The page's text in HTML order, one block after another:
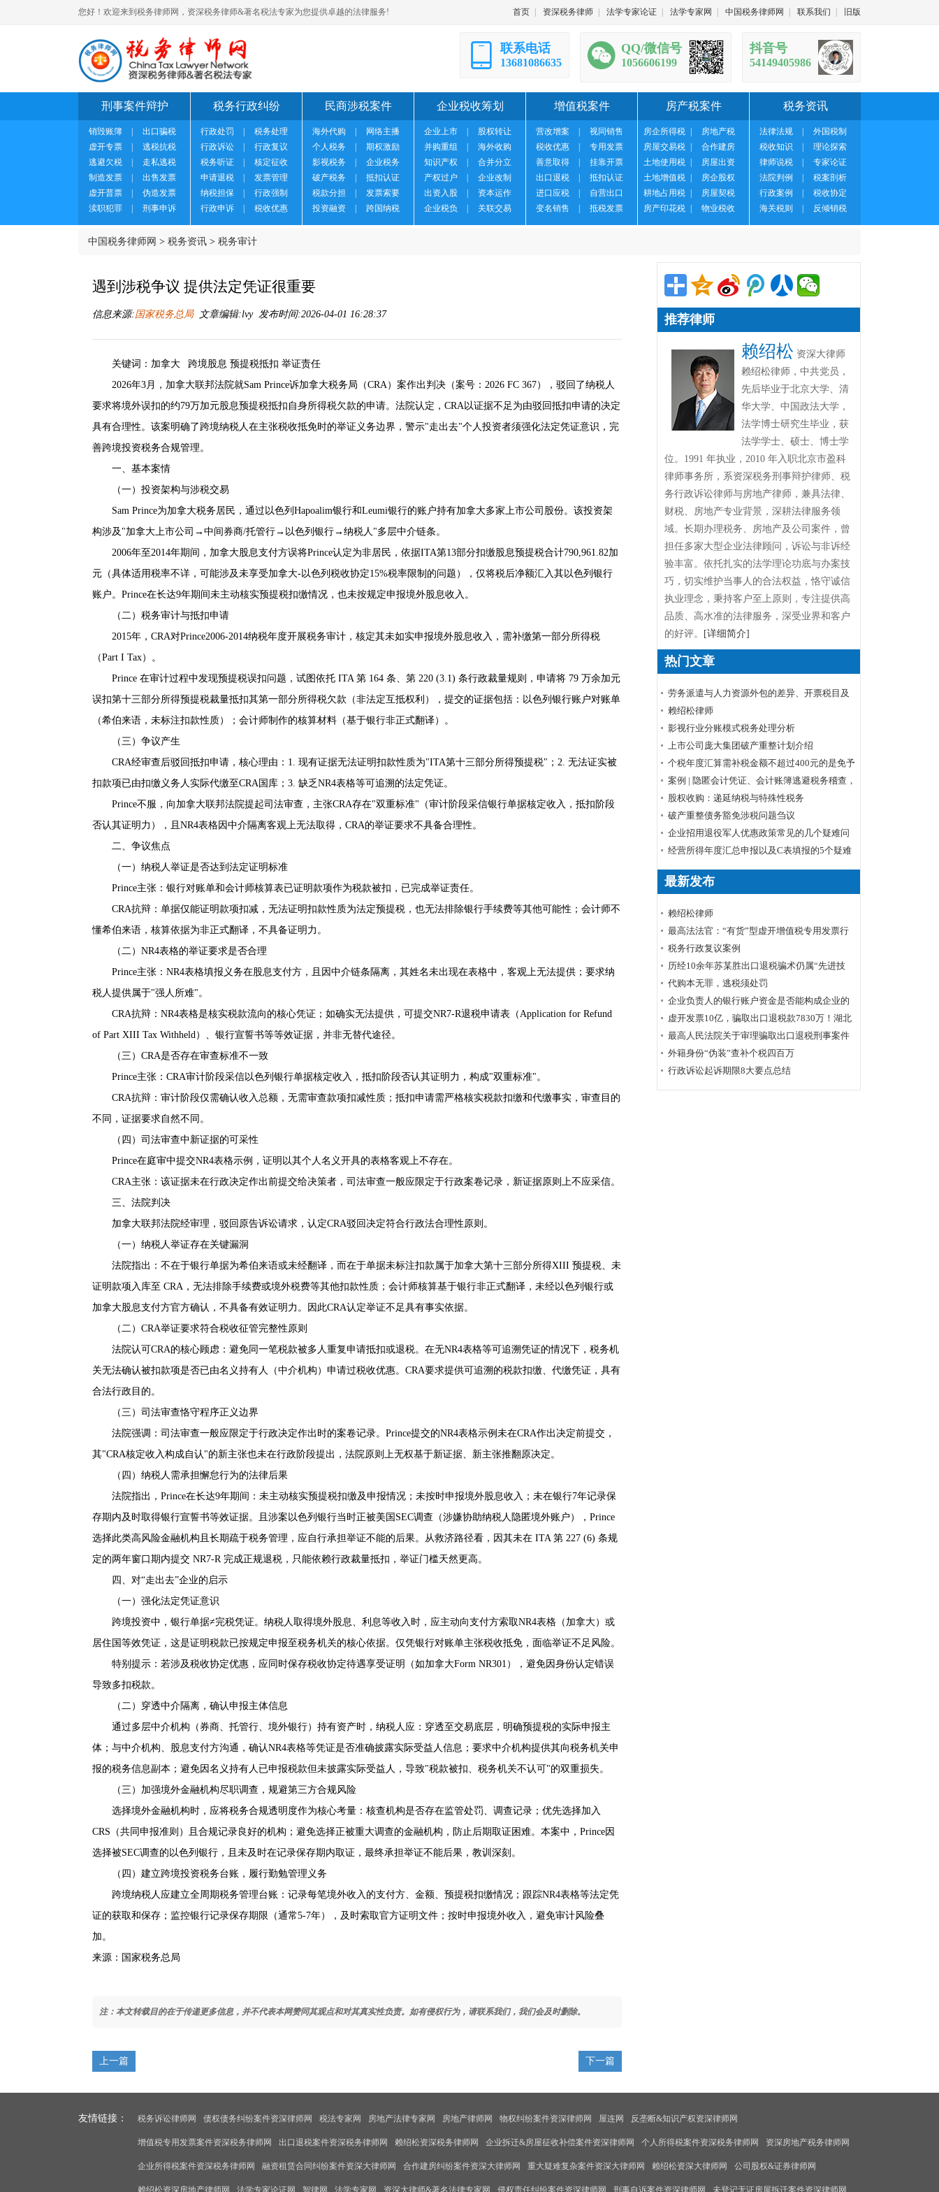
您好！欢迎来到税务律师网，资深税务律师&著名税法专家为您提供卓越的法律服务! 首页 资深税务律师 法学专家论证 法学专家网 中国税务律师网 联系我们 旧版
联系电话
13681086635
QQ/微信号
1056606199
抖音号
54149405986
刑事案件辩护
销毁账簿
出口骗税
虚开专票
逃税抗税
逃避欠税
走私逃税
制造发票
出售发票
虚开普票
伪造发票
渎职犯罪
刑事申诉
税务行政纠纷
行政处罚
税务处理
行政诉讼
行政复议
税务听证
核定征收
申请退税
发票管理
纳税担保
行政强制
行政申诉
税收优惠
民商涉税案件
海外代购
网络主播
个人税务
期权激励
影视税务
企业税务
破产税务
抵扣认证
税款分担
发票索要
投资融资
跨国纳税
企业税收筹划
企业上市
股权转让
并购重组
海外收购
知识产权
合并分立
产权过户
企业改制
出资入股
资本运作
企业税负
关联交易
增值税案件
营改增案
视同销售
税收优惠
专用发票
善意取得
挂靠开票
出口退税
抵扣认证
进口应税
自营出口
变名销售
抵税发票
房产税案件
房企所得税
房地产税
房屋交易税
合作建房
土地使用税
房屋出资
土地增值税
房企股权
耕地占用税
房屋契税
房产印花税
物业税收
税务资讯
法律法规
外国税制
税收知识
理论探索
律师说税
专家论证
法院判例
税案剖析
行政案例
税收协定
海关税则
反倾销税
中国税务律师网 > 税务资讯 > 税务审计
遇到涉税争议 提供法定凭证很重要
信息来源:国家税务总局文章编辑:lvy 发布时间:2026-04-01 16:28:37
关键词：加拿大 跨境股息 预提税抵扣 举证责任
2026年3月，加拿大联邦法院就Sam Prince诉加拿大税务局（CRA）案作出判决（案号：2026 FC 367），驳回了纳税人
要求将境外误扣的约79万加元股息预提税抵扣自身所得税欠款的申请。法院认定，CRA以证据不足为由驳回抵扣申请的决定
具有合理性。该案明确了跨境纳税人在主张税收抵免时的举证义务边界，警示"走出去"个人投资者须强化法定凭证意识，完
善跨境投资税务合规管理。
一、基本案情
（一）投资架构与涉税交易
Sam Prince为加拿大税务居民，通过以色列Hapoalim银行和Leumi银行的账户持有加拿大多家上市公司股份。该投资架
构涉及"加拿大上市公司→中间券商/托管行→以色列银行→纳税人"多层中介链条。
2006年至2014年期间，加拿大股息支付方误将Prince认定为非居民，依据ITA第13部分扣缴股息预提税合计790,961.82加
元（具体适用税率不详，可能涉及未享受加拿大-以色列税收协定15%税率限制的问题），仅将税后净额汇入其以色列银行
账户。Prince在长达9年期间未主动核实预提税扣缴情况，也未按规定申报境外股息收入。
（二）税务审计与抵扣申请
2015年，CRA对Prince2006-2014纳税年度开展税务审计，核定其未如实申报境外股息收入，需补缴第一部分所得税
（Part I Tax）。
Prince 在审计过程中发现预提税误扣问题，试图依托 ITA 第 164 条、第 220 (3.1) 条行政裁量规则，申请将 79 万余加元
误扣第十三部分所得预提税裁量抵扣其第一部分所得税欠款（非法定互抵权利），提交的证据包括：以色列银行账户对账单
（希伯来语，未标注扣款性质）；会计师制作的核算材料（基于银行非正式翻译）。
（三）争议产生
CRA经审查后驳回抵扣申请，核心理由：1. 现有证据无法证明扣款性质为"ITA第十三部分所得预提税"；2. 无法证实被
扣款项已由扣缴义务人实际代缴至CRA国库；3. 缺乏NR4表格等可追溯的法定凭证。
Prince不服，向加拿大联邦法院提起司法审查，主张CRA存在"双重标准"（审计阶段采信银行单据核定收入，抵扣阶段
否认其证明力），且NR4表格因中介隔离客观上无法取得，CRA的举证要求不具备合理性。
二、争议焦点
（一）纳税人举证是否达到法定证明标准
Prince主张：银行对账单和会计师核算表已证明款项作为税款被扣，已完成举证责任。
CRA抗辩：单据仅能证明款项扣减，无法证明扣款性质为法定预提税，也无法排除银行手续费等其他可能性；会计师不
懂希伯来语，核算依据为非正式翻译，不具备证明力。
（二）NR4表格的举证要求是否合理
Prince主张：NR4表格填报义务在股息支付方，且因中介链条隔离，其姓名未出现在表格中，客观上无法提供；要求纳
税人提供属于"强人所难"。
CRA抗辩：NR4表格是核实税款流向的核心凭证；如确实无法提供，可提交NR7-R退税申请表（Application for Refund
of Part XIII Tax Withheld）、银行宣誓书等等效证据，并非无替代途径。
（三）CRA是否存在审查标准不一致
Prince主张：CRA审计阶段采信以色列银行单据核定收入，抵扣阶段否认其证明力，构成"双重标准"。
CRA抗辩：审计阶段仅需确认收入总额，无需审查款项扣减性质；抵扣申请需严格核实税款扣缴和代缴事实，审查目的
不同，证据要求自然不同。
（四）司法审查中新证据的可采性
Prince在庭审中提交NR4表格示例，证明以其个人名义开具的表格客观上不存在。
CRA主张：该证据未在行政决定作出前提交给决策者，司法审查一般应限定于行政案卷记录，新证据原则上不应采信。
三、法院判决
加拿大联邦法院经审理，驳回原告诉讼请求，认定CRA驳回决定符合行政法合理性原则。
（一）纳税人举证存在关键漏洞
法院指出：不在于银行单据为希伯来语或未经翻译，而在于单据未标注扣款属于加拿大第十三部分所得XIII 预提税、未
证明款项入库至 CRA，无法排除手续费或境外税费等其他扣款性质；会计师核算基于银行非正式翻译，未经以色列银行或
加拿大股息支付方官方确认，不具备有效证明力。因此CRA认定举证不足具有事实依据。
（二）CRA举证要求符合税收征管完整性原则
法院认可CRA的核心顾虑：避免同一笔税款被多人重复申请抵扣或退税。在无NR4表格等可追溯凭证的情况下，税务机
关无法确认被扣款项是否已由名义持有人（中介机构）申请过税收优惠。CRA要求提供可追溯的税款扣缴、代缴凭证，具有
合法行政目的。
（三）司法审查恪守程序正义边界
法院强调：司法审查一般应限定于行政决定作出时的案卷记录。Prince提交的NR4表格示例未在CRA作出决定前提交，
其"CRA核定收入构成自认"的新主张也未在行政阶段提出，法院原则上无权基于新证据、新主张推翻原决定。
（四）纳税人需承担懈怠行为的法律后果
法院指出，Prince在长达9年期间：未主动核实预提税扣缴及申报情况；未按时申报境外股息收入；未在银行7年记录保
存期内及时取得银行宣誓书等效证据。且涉案以色列银行当时正被美国SEC调查（涉嫌协助纳税人隐匿境外账户），Prince
选择此类高风险金融机构且长期疏于税务管理，应自行承担举证不能的后果。从救济路径看，因其未在 ITA 第 227 (6) 条规
定的两年窗口期内提交 NR7-R 完成正规退税，只能依赖行政裁量抵扣，举证门槛天然更高。
四、对“走出去”企业的启示
（一）强化法定凭证意识
跨境投资中，银行单据≠完税凭证。纳税人取得境外股息、利息等收入时，应主动向支付方索取NR4表格（加拿大）或
居住国等效凭证，这是证明税款已按规定申报至税务机关的核心依据。仅凭银行对账单主张税收抵免，面临举证不足风险。
特别提示：若涉及税收协定优惠，应同时保存税收协定待遇享受证明（如加拿大Form NR301），避免因身份认定错误
导致多扣税款。
（二）穿透中介隔离，确认申报主体信息
通过多层中介机构（券商、托管行、境外银行）持有资产时，纳税人应：穿透至交易底层，明确预提税的实际申报主
体；与中介机构、股息支付方沟通，确认NR4表格等凭证是否准确披露实际受益人信息；要求中介机构提供其向税务机关申
报的税务信息副本；避免因名义持有人已申报税款但未披露实际受益人，导致"税款被扣、税务机关不认可"的双重损失。
（三）加强境外金融机构尽职调查，规避第三方合规风险
选择境外金融机构时，应将税务合规透明度作为核心考量：核查机构是否存在监管处罚、调查记录；优先选择加入
CRS（共同申报准则）且合规记录良好的机构；避免选择正被重大调查的金融机构，防止后期取证困难。本案中，Prince因
选择被SEC调查的以色列银行，且未及时在记录保存期内取证，最终承担举证不能后果，教训深刻。
（四）建立跨境投资税务台账，履行勤勉管理义务
跨境纳税人应建立全周期税务管理台账：记录每笔境外收入的支付方、金额、预提税扣缴情况；跟踪NR4表格等法定凭
证的获取和保存；监控银行记录保存期限（通常5-7年），及时索取官方证明文件；按时申报境外收入，避免审计风险叠
加。
来源：国家税务总局
注：本文转载目的在于传递更多信息，并不代表本网赞同其观点和对其真实性负责。如有侵权行为，请联系我们，我们会及时删除。
上一篇 下一篇
推荐律师
赖绍松 资深大律师
赖绍松律师，中共党员，
先后毕业于北京大学、清
华大学、中国政法大学，
法学博士研究生毕业，获
法学学士、硕士、博士学
位。1991 年执业，2010 年入职北京市盈科
律师事务所，系资深税务刑事辩护律师、税
务行政诉讼律师与房地产律师，兼具法律、
财税、房地产专业背景，深耕法律服务领
域。长期办理税务、房地产及公司案件，曾
担任多家大型企业法律顾问，诉讼与非诉经
验丰富。依托扎实的法学理论功底与办案技
巧，切实维护当事人的合法权益，恪守诚信
执业理念，秉持客户至上原则，专注提供高
品质、高水准的法律服务，深受业界和客户
的好评。
[详细简介]
热门文章
劳务派遣与人力资源外包的差异、开票税目及
税率
赖绍松律师
影视行业分账模式税务处理分析
上市公司庞大集团破产重整计划介绍
个税年度汇算需补税金额不超过400元的是免予
申报还是免予补缴
案例 | 隐匿会计凭证、会计账簿逃避税务稽查，
小心被判刑！
股权收购：递延纳税与特殊性税务
破产重整债务豁免涉税问题刍议
企业招用退役军人优惠政策常见的几个疑难问
题解答
经营所得年度汇总申报以及C表填报的5个疑难
问题
最新发布
赖绍松律师
最高法法官：“有货”型虚开增值税专用发票行
为定性
税务行政复议案例
历经10余年苏某胜出口退税骗术仍属“先进技
术”，福州国税稽查局相应的查骗方法仍非常管
用
代购本无罪，逃税须处罚
企业负责人的银行账户资金是否能构成企业的
应税收入？
虚开发票10亿，骗取出口退税款7830万！湖北
破获链条式骗税案
最高人民法院关于审理骗取出口退税刑事案件
具体应用法律若干问题的解释辑
外籍身份“伪装”查补个税四百万
行政诉讼起诉期限8大要点总结
友情链接： 税务诉讼律师网 债权债务纠纷案件资深律师网 税法专家网 房地产法律专家网 房地产律师网 物权纠纷案件资深律师网 屋连网 反垄断&知识产权资深律师网
增值税专用发票案件资深税务律师网 出口退税案件资深税务律师网 赖绍松资深税务律师网 企业拆迁&房屋征收补偿案件资深律师网 个人所得税案件资深税务律师网 资深房地产税务律师网
企业所得税案件资深税务律师网 融资租赁合同纠纷案件资深大律师网 合作建房纠纷案件资深大律师网 重大疑难复杂案件资深大律师网 赖绍松资深大律师网 公司股权&证券律师网
赖绍松资深房地产律师网 法学专家论证网 智律网 法学专家网 资深大律师&著名法律专家网 侵权责任纠纷案件资深律师网 刑事自诉案件资深律师网 未登记无证房屋拆迁案件资深律师网